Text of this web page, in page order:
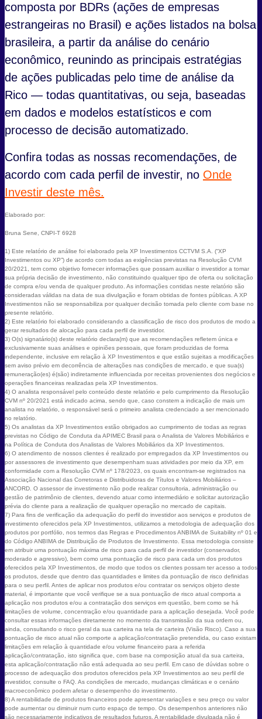
composta por BDRs (ações de empresas
estrangeiras no Brasil) e ações listados na bolsa
brasileira, a partir da análise do cenário
econômico, reunindo as principais estratégias
de ações publicadas pelo time de análise da
Rico — todas quantitativas, ou seja, baseadas
em dados e modelos estatísticos e com
processo de decisão automatizado.
Confira todas as nossas recomendações, de
acordo com cada perfil de investir, no Onde
Investir deste mês.
Elaborado por:
Bruna Sene, CNPI-T 6928
1) Este relatório de análise foi elaborado pela XP Investimentos CCTVM S.A. (“XP
Investimentos ou XP”) de acordo com todas as exigências previstas na Resolução CVM
20/2021, tem como objetivo fornecer informações que possam auxiliar o investidor a tomar
sua própria decisão de investimento, não constituindo qualquer tipo de oferta ou solicitação
de compra e/ou venda de qualquer produto. As informações contidas neste relatório são
consideradas válidas na data de sua divulgação e foram obtidas de fontes públicas. A XP
Investimentos não se responsabiliza por qualquer decisão tomada pelo cliente com base no
presente relatório.
2) Este relatório foi elaborado considerando a classificação de risco dos produtos de modo a
gerar resultados de alocação para cada perfil de investidor.
3) O(s) signatário(s) deste relatório declara(m) que as recomendações refletem única e
exclusivamente suas análises e opiniões pessoais, que foram produzidas de forma
independente, inclusive em relação à XP Investimentos e que estão sujeitas a modificações
sem aviso prévio em decorrência de alterações nas condições de mercado, e que sua(s)
remuneração(es) é(são) indiretamente influenciada por receitas provenientes dos negócios e
operações financeiras realizadas pela XP Investimentos.
4) O analista responsável pelo conteúdo deste relatório e pelo cumprimento da Resolução
CVM nº 20/2021 está indicado acima, sendo que, caso constem a indicação de mais um
analista no relatório, o responsável será o primeiro analista credenciado a ser mencionado
no relatório.
5) Os analistas da XP Investimentos estão obrigados ao cumprimento de todas as regras
previstas no Código de Conduta da APIMEC Brasil para o Analista de Valores Mobiliários e
na Política de Conduta dos Analistas de Valores Mobiliários da XP Investimentos.
6) O atendimento de nossos clientes é realizado por empregados da XP Investimentos ou
por assessores de investimento que desempenham suas atividades por meio da XP, em
conformidade com a Resolução CVM nº 178/2023, os quais encontram-se registrados na
Associação Nacional das Corretoras e Distribuidoras de Títulos e Valores Mobiliários –
ANCORD. O assessor de investimento não pode realizar consultoria, administração ou
gestão de patrimônio de clientes, devendo atuar como intermediário e solicitar autorização
prévia do cliente para a realização de qualquer operação no mercado de capitais.
7) Para fins de verificação da adequação do perfil do investidor aos serviços e produtos de
investimento oferecidos pela XP Investimentos, utilizamos a metodologia de adequação dos
produtos por portfólio, nos termos das Regras e Procedimentos ANBIMA de Suitability nº 01 e
do Código ANBIMA de Distribuição de Produtos de Investimento. Essa metodologia consiste
em atribuir uma pontuação máxima de risco para cada perfil de investidor (conservador,
moderado e agressivo), bem como uma pontuação de risco para cada um dos produtos
oferecidos pela XP Investimentos, de modo que todos os clientes possam ter acesso a todos
os produtos, desde que dentro das quantidades e limites da pontuação de risco definidas
para o seu perfil. Antes de aplicar nos produtos e/ou contratar os serviços objeto deste
material, é importante que você verifique se a sua pontuação de risco atual comporta a
aplicação nos produtos e/ou a contratação dos serviços em questão, bem como se há
limitações de volume, concentração e/ou quantidade para a aplicação desejada. Você pode
consultar essas informações diretamente no momento da transmissão da sua ordem ou,
ainda, consultando o risco geral da sua carteira na tela de carteira (Visão Risco). Caso a sua
pontuação de risco atual não comporte a aplicação/contratação pretendida, ou caso existam
limitações em relação à quantidade e/ou volume financeiro para a referida
aplicação/contratação, isto significa que, com base na composição atual da sua carteira,
esta aplicação/contratação não está adequada ao seu perfil. Em caso de dúvidas sobre o
processo de adequação dos produtos oferecidos pela XP Investimentos ao seu perfil de
investidor, consulte o FAQ. As condições de mercado, mudanças climáticas e o cenário
macroeconômico podem afetar o desempenho do investimento.
8) A rentabilidade de produtos financeiros pode apresentar variações e seu preço ou valor
pode aumentar ou diminuir num curto espaço de tempo. Os desempenhos anteriores não
são necessariamente indicativos de resultados futuros. A rentabilidade divulgada não é